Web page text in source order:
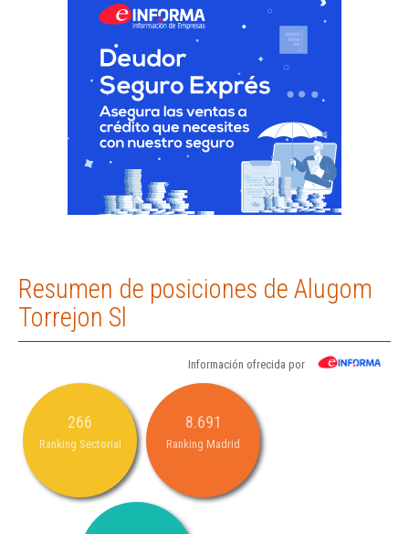
Resumen de posiciones de Alugom
Torrejon Sl
Información ofrecida por
266
Ranking Sectorial
8.691
Ranking Madrid